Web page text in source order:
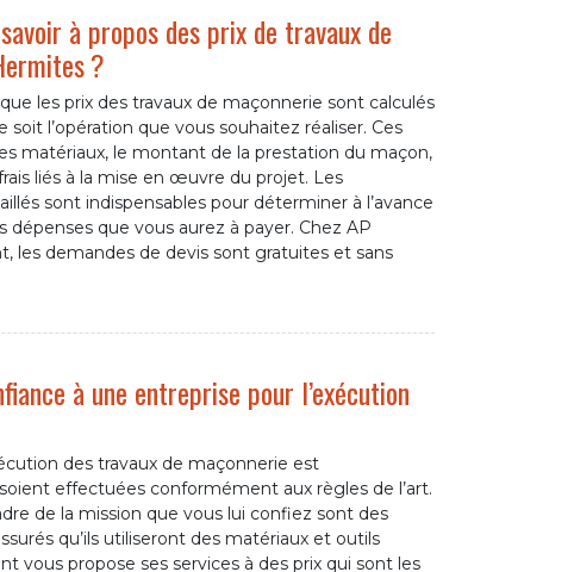
à propos des prix de travaux de
?
les prix des travaux de maçonnerie sont calculés
soit l’opération que vous souhaitez réaliser. Ces
matériaux, le montant de la prestation du maçon,
liés à la mise en œuvre du projet. Les
sont indispensables pour déterminer à l’avance
dépenses que vous aurez à payer. Chez AP
les demandes de devis sont gratuites et sans
à une entreprise pour l’exécution
des travaux de maçonnerie est
effectuées conformément aux règles de l’art.
de la mission que vous lui confiez sont des
qu’ils utiliseront des matériaux et outils
vous propose ses services à des prix qui sont les